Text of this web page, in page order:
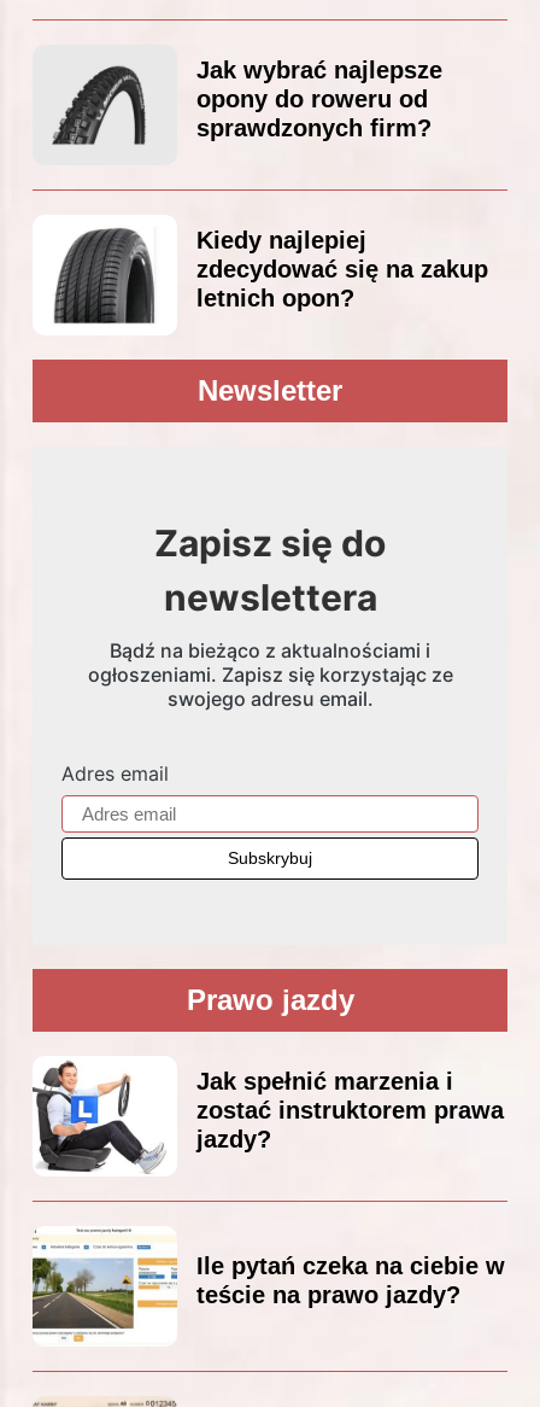
Jak wybrać najlepsze
opony do roweru od
sprawdzonych firm?
Kiedy najlepiej
zdecydować się na zakup
letnich opon?
Newsletter
Zapisz się do
newslettera
Bądź na bieżąco z aktualnościami i
ogłoszeniami. Zapisz się korzystając ze
swojego adresu email.
Adres email
Prawo jazdy
Jak spełnić marzenia i
zostać instruktorem prawa
jazdy?
Ile pytań czeka na ciebie w
teście na prawo jazdy?